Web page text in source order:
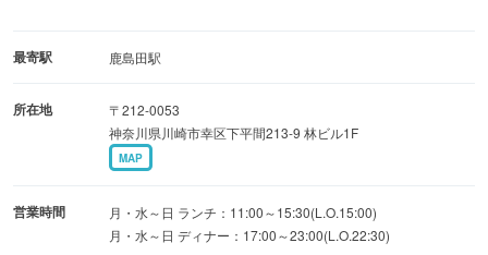
みをご用意！
まで、
どうぞ気軽にお立ち寄りください。
最寄駅 鹿島田駅
所在地
〒212-0053
神奈川県川崎市幸区下平間213-9 林ビル1F
MAP
営業時間
月・水～日 ランチ：11:00～15:30(L.O.15:00)
月・水～日 ディナー：17:00～23:00(L.O.22:30)